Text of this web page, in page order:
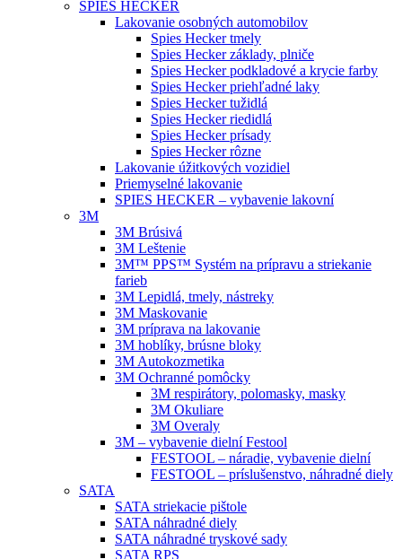
SPIES HECKER
Lakovanie osobných automobilov
Spies Hecker tmely
Spies Hecker základy, plniče
Spies Hecker podkladové a krycie farby
Spies Hecker priehľadné laky
Spies Hecker tužidlá
Spies Hecker riedidlá
Spies Hecker prísady
Spies Hecker rôzne
Lakovanie úžitkových vozidiel
Priemyselné lakovanie
SPIES HECKER – vybavenie lakovní
3M
3M Brúsivá
3M Leštenie
3M™ PPS™ Systém na prípravu a striekanie
farieb
3M Lepidlá, tmely, nástreky
3M Maskovanie
3M príprava na lakovanie
3M hoblíky, brúsne bloky
3M Autokozmetika
3M Ochranné pomôcky
3M respirátory, polomasky, masky
3M Okuliare
3M Overaly
3M – vybavenie dielní Festool
FESTOOL – náradie, vybavenie dielní
FESTOOL – príslušenstvo, náhradné diely
SATA
SATA striekacie pištole
SATA náhradné diely
SATA náhradné tryskové sady
SATA RPS